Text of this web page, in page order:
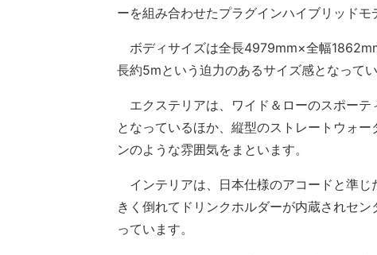
ーを組み合わせたプラグインハイブリッドモ
ボディサイズは全長4979mm×全幅
長約5mという迫力のあるサイズ感となってい
エクステリアは、ワイド＆ローのスポー
となっているほか、縦型のストレートウォ
ンのような雰囲気をまといます。
インテリアは、日本仕様のアコードと準じ
きく倒れてドリンクホルダーが内蔵されセ
っています。